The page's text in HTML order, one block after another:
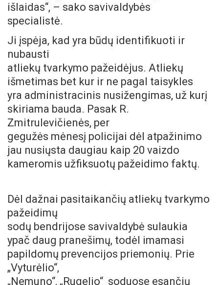
išlaidas“, – sako savivaldybės
specialistė.
Ji įspėja, kad yra būdų identifikuoti ir
nubausti
atliekų tvarkymo pažeidėjus. Atliekų
išmetimas bet kur ir ne pagal taisykles
yra administracinis nusižengimas, už kurį
skiriama bauda. Pasak R.
Zmitrulevičienės, per
gegužės mėnesį policijai dėl atpažinimo
jau nusiųsta daugiau kaip 20 vaizdo
kameromis užfiksuotų pažeidimo faktų.
Dėl dažnai pasitaikančių atliekų tvarkymo
pažeidimų
sodų bendrijose savivaldybė sulaukia
ypač daug pranešimų, todėl imamasi
papildomų prevencijos priemonių. Prie
„Vyturėlio“,
„Nemuno“, „Rugelio“ soduose esančių